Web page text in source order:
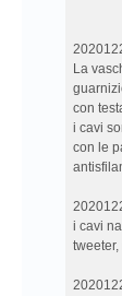
La
con
i cavi
con le
i cavi